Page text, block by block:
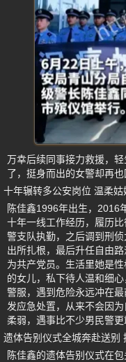
万幸后续同事接力救援，
了，挺身而出的女警却再也
十年辗转多公安岗位 温柔
陈佳鑫1996年出生，2016
十年一线工作经历，履历
警支队执勤，之后调到刑
出所扎根，最后升任自由
为共产党员。生活里她是
的女儿，私下待人温和细
警服，遇到危险永远冲在
发应急处置，从来不会因
柔弱，遇事比不少男民警更
遗体告别仪式全城奔赴送别
陈佳鑫的遗体告别仪式在